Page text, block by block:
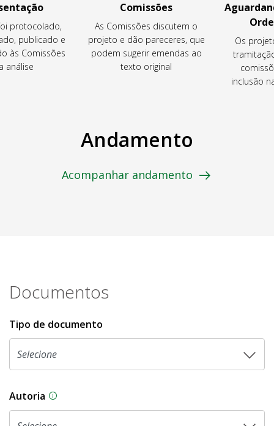
protocolado,
publicado e
às Comissões
análise
Comissões
As Comissões discutem o
projeto e dão pareceres, que
podem sugerir emendas ao
texto original
Os
inclusão
Andamento
Acompanhar andamento
Documentos
Tipo de documento
Autoria As proposições legislativas na CLDF podem